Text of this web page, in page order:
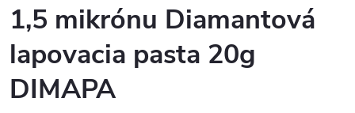
1,5 mikrónu Diamantová
lapovacia pasta 20g
DIMAPA